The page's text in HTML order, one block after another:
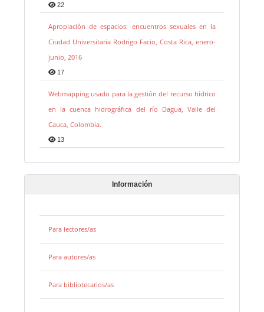
22
Apropiación de espacios: encuentros sexuales en la
Ciudad Universitaria Rodrigo Facio, Costa Rica, enero-
junio, 2016
17
Webmapping usado para la gestión del recurso hídrico
en la cuenca hidrográfica del río Dagua, Valle del
Cauca, Colombia.
13
Información
Para lectores/as
Para autores/as
Para bibliotecarios/as